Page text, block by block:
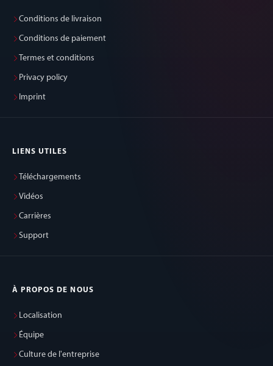
Conditions de livraison
Conditions de paiement
Termes et conditions
Privacy policy
Imprint
LIENS UTILES
Téléchargements
Vidéos
Carrières
Support
À PROPOS DE NOUS
Localisation
Équipe
Culture de l'entreprise